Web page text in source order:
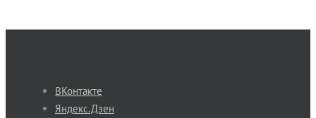
ВКонтакте
Яндекс.Дзен